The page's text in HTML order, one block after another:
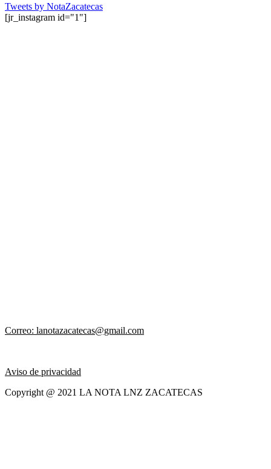
Tweets by NotaZacatecas
[jr_instagram id="1"]
Correo: lanotazacatecas@gmail.com
Aviso de privacidad
Copyright @ 2021 LA NOTA LNZ ZACATECAS